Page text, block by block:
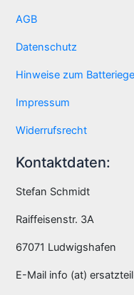
AGB
Datenschutz
Hinweise zum
Impressum
Widerrufsrecht
Kontaktdaten:
Stefan Schmidt
Raiffeisenstr. 3A
67071 Ludwigshafen
E-Mail info (at)